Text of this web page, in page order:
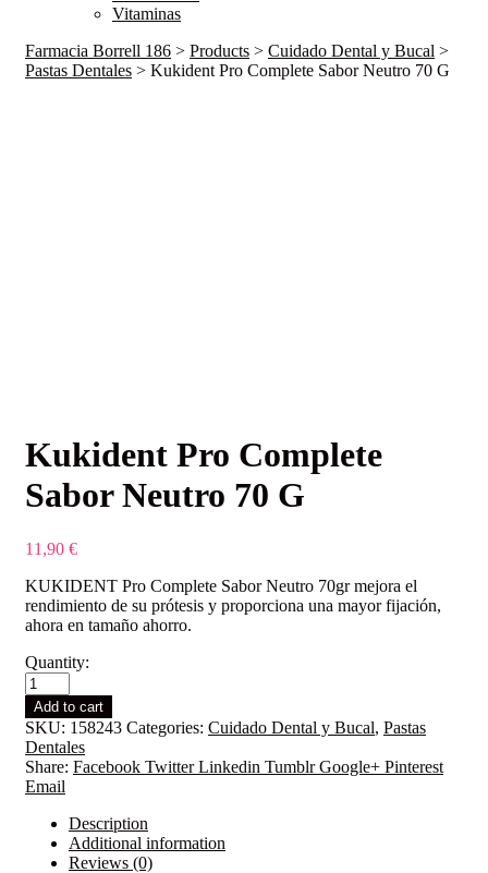
Vitaminas
Farmacia Borrell 186 > Products > Cuidado Dental y Bucal >
Pastas Dentales > Kukident Pro Complete Sabor Neutro 70 G
Kukident Pro Complete
Sabor Neutro 70 G
11,90 €
KUKIDENT Pro Complete Sabor Neutro 70gr mejora el
rendimiento de su prótesis y proporciona una mayor fijación,
ahora en tamaño ahorro.
Quantity:
Kukident
Pro
Complete
Sabor
Neutro
70
G
quantity
Add to cart
SKU: 158243 Categories: Cuidado Dental y Bucal, Pastas
Dentales
Share: Facebook Twitter Linkedin Tumblr Google+ Pinterest
Email
Description
Additional information
Reviews (0)